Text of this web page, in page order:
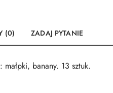
(0) ZADAJ PYTANIE
banany. 13 sztuk.